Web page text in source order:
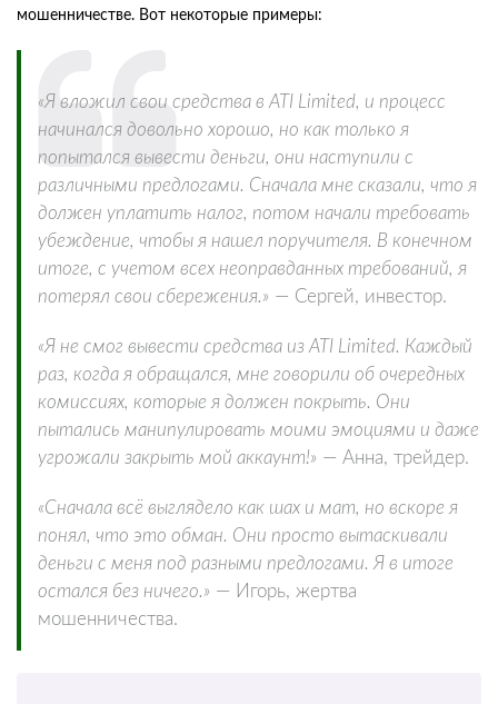
мошенничестве. Вот некоторые примеры:
«Я вложил свои средства в ATI Limited, и процесс
начинался довольно хорошо, но как только я
попытался вывести деньги, они наступили с
различными предлогами. Сначала мне сказали, что я
должен уплатить налог, потом начали требовать
убеждение, чтобы я нашел поручителя. В конечном
итоге, с учетом всех неоправданных требований, я
потерял свои сбережения.» — Сергей, инвестор.
«Я не смог вывести средства из ATI Limited. Каждый
раз, когда я обращался, мне говорили об очередных
комиссиях, которые я должен покрыть. Они
пытались манипулировать моими эмоциями и даже
угрожали закрыть мой аккаунт!» — Анна, трейдер.
«Сначала всё выглядело как шах и мат, но вскоре я
понял, что это обман. Они просто вытаскивали
деньги с меня под разными предлогами. Я в итоге
остался без ничего.» — Игорь, жертва
мошенничества.